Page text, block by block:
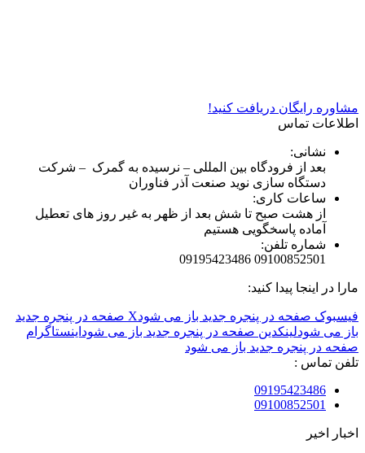
مشاوره رایگان دریافت کنید!
اطلاعات تماس
نشانی:
بعد از فرودگاه بین المللی – نرسیده به گمرک – شرکت
دستگاه سازی نوید صنعت آذر فناوران
ساعات کاری:
از هشت صبح تا شش بعد از ظهر به غیر روز های تعطیل
آماده پاسخگویی هستیم
شماره تلفن:
09100852501 09195423486
مارا در اینجا پیدا کنید:
فیسبوک صفحه در پنجره جدید باز می شود
X صفحه در پنجره جدید
باز می شودلینکدین صفحه در پنجره جدید باز می شود اینستاگرام
صفحه در پنجره جدید باز می شود
تلفن تماس :
09195423486
09100852501
اخبار اخیر